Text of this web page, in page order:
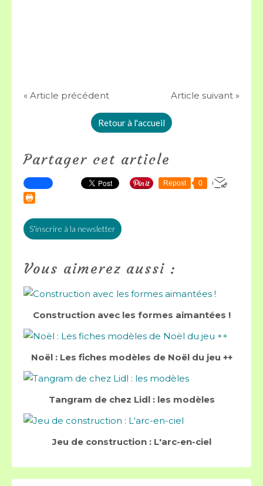
« Article précédent Article suivant »
Retour à l'accueil
Partager cet article
Repost 0
S'inscrire à la newsletter
Vous aimerez aussi :
Construction avec les formes aimantées !
Noël : Les fiches modèles de Noël du jeu ++
Tangram de chez Lidl : les modèles
Jeu de construction : L'arc-en-ciel